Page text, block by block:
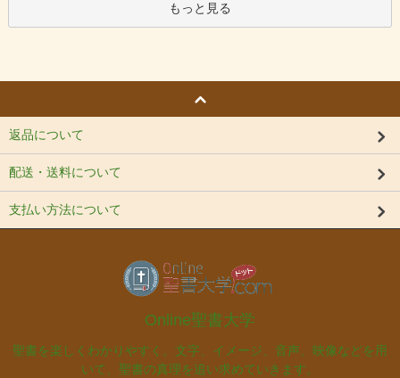
もっと見る
返品について
配送・送料について
支払い方法について
Online聖書大学
聖書を楽しくわかりやすく。文字、イメージ、音声、映像などを用
いて、聖書の真理を追い求めていきます。